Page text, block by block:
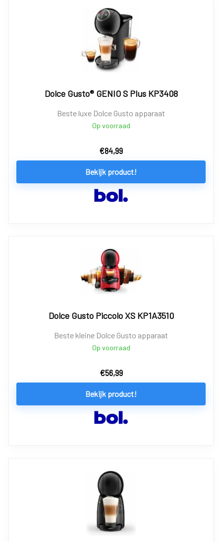
Dolce Gusto® GENIO S Plus KP3408
Beste luxe Dolce Gusto apparaat
Op voorraad
€84,99
Bekijk product!
Dolce Gusto Piccolo XS KP1A3510
Beste kleine Dolce Gusto apparaat
Op voorraad
€56,99
Bekijk product!